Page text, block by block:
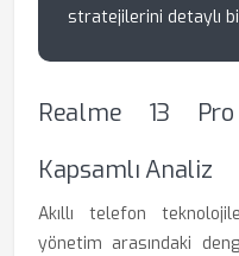
stratejilerini detaylı
Realme 13
Kapsamlı Analiz
Akıllı telefon
yönetim arasındaki